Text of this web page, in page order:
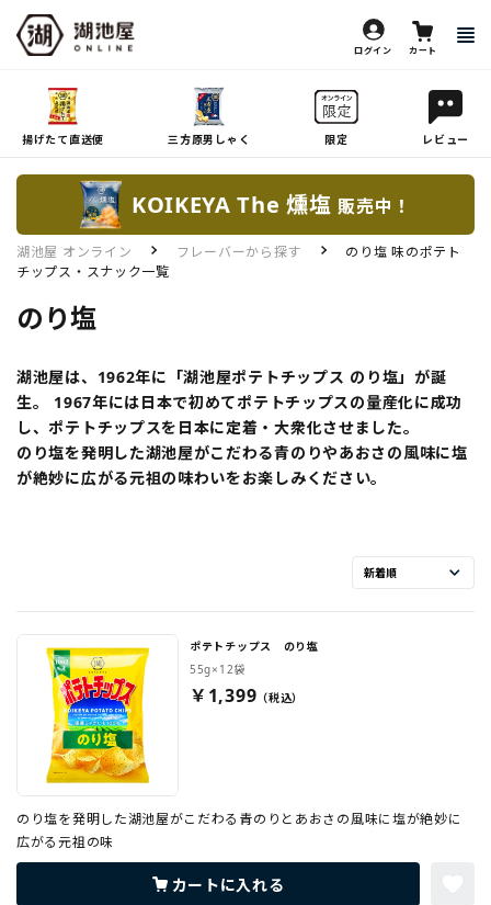
ログイン カート
揚げたて直送便 三方原男しゃく 限定 レビュー
KOIKEYA The 燻塩 販売中！
湖池屋 オンライン フレーバーから探す
のり塩 味のポテト
チップス・スナック一覧
のり塩
湖池屋は、1962年に「湖池屋ポテトチップス のり塩」が誕
生。 1967年には日本で初めてポテトチップスの量産化に成功
し、ポテトチップスを日本に定着・大衆化させました。
のり塩を発明した湖池屋がこだわる青のりやあおさの風味に塩
が絶妙に広がる元祖の味わいをお楽しみください。
ポテトチップス のり塩
55g×12袋
￥1,399
のり塩を発明した湖池屋がこだわる青のりとあおさの風味に塩が絶妙に
広がる元祖の味
カートに入れる